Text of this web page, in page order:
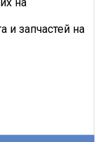
и запчастей на